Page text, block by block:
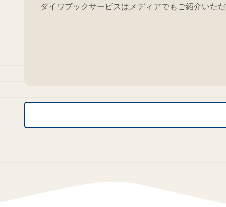
ダイワブックサービスはメディアでもご紹介いた